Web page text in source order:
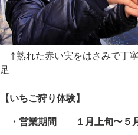
↑熟れた赤い実をはさみで丁
足
【いちご狩り体験】
・営業期間 １月上旬〜５月